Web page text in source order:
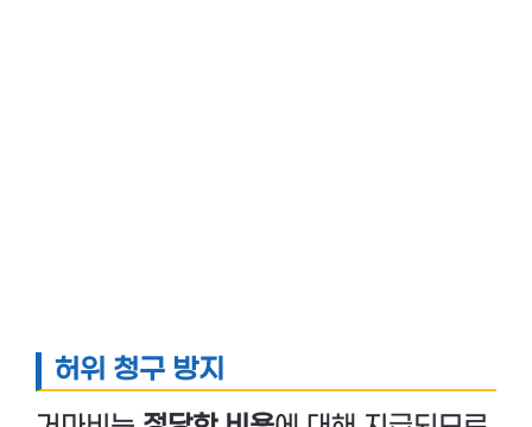
허위 청구 방지